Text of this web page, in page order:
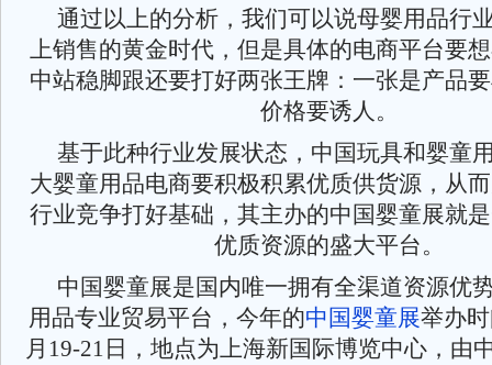
通过以上的分析，我们可以说母婴用品行
上销售的黄金时代，但是具体的电商平台要
中站稳脚跟还要打好两张王牌：一张是产品
价格要诱人。
基于此种行业发展状态，中国玩具和婴童
大婴童用品电商要积极积累优质供货源，从
行业竞争打好基础，其主办的中国婴童展就
优质资源的盛大平台。
中国婴童展是国内唯一拥有全渠道资源优
用品专业贸易平台，今年的中国婴童展举办
月19-21日，地点为上海新国际博览中心，由